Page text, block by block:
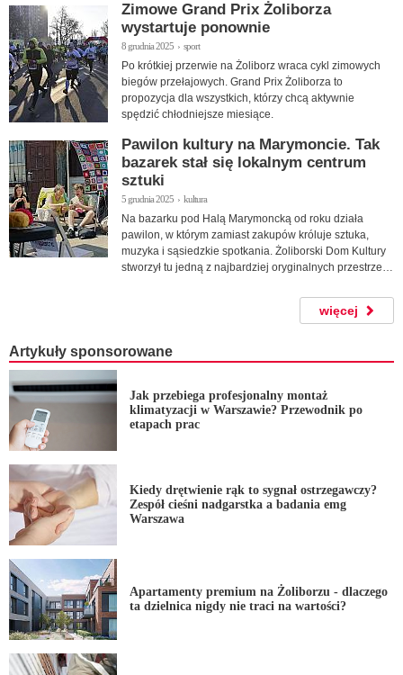
Zimowe Grand Prix Żoliborza
wystartuje ponownie
8 grudnia 2025 › sport
Po krótkiej przerwie na Żoliborz wraca cykl zimowych
biegów przełajowych. Grand Prix Żoliborza to
propozycja dla wszystkich, którzy chcą aktywnie
spędzić chłodniejsze miesiące.
Pawilon kultury na Marymoncie. Tak
bazarek stał się lokalnym centrum
sztuki
5 grudnia 2025 › kultura
Na bazarku pod Halą Marymoncką od roku działa
pawilon, w którym zamiast zakupów króluje sztuka,
muzyka i sąsiedzkie spotkania. Żoliborski Dom Kultury
stworzył tu jedną z najbardziej oryginalnych przestrzeni
więcej
Artykuły sponsorowane
Jak przebiega profesjonalny montaż
klimatyzacji w Warszawie? Przewodnik po
etapach prac
Kiedy drętwienie rąk to sygnał ostrzegawczy?
Zespół cieśni nadgarstka a badania emg
Warszawa
Apartamenty premium na Żoliborzu - dlaczego
ta dzielnica nigdy nie traci na wartości?